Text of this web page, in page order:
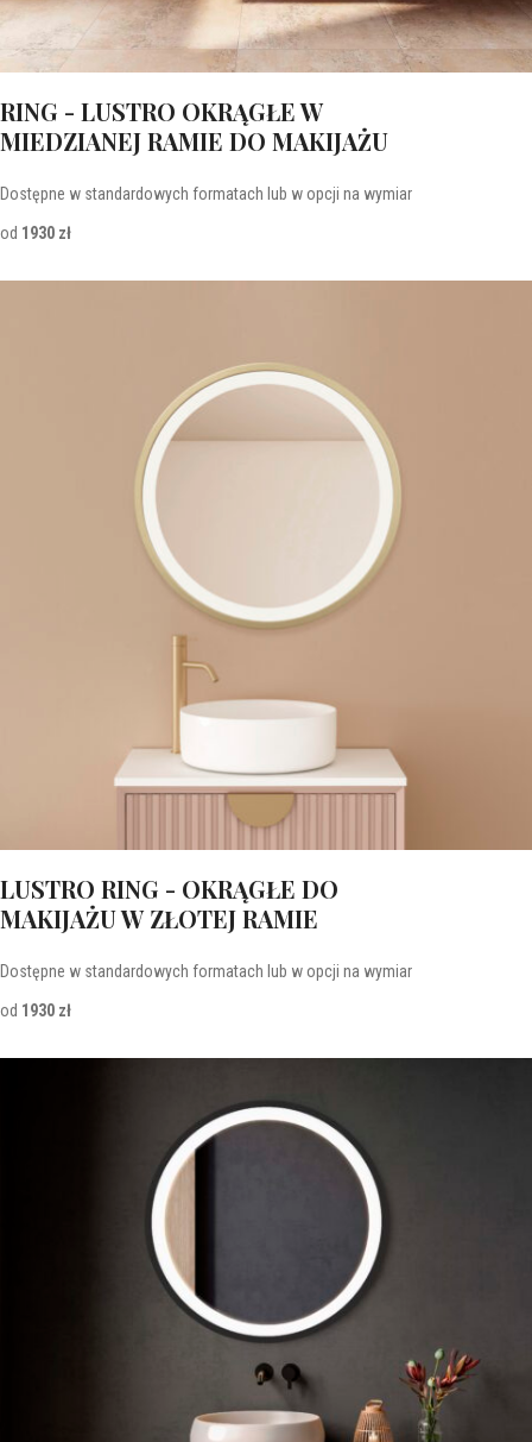
RING - LUSTRO OKRĄGŁE W
MIEDZIANEJ RAMIE DO MAKIJAŻU
Dostępne w standardowych formatach lub w opcji na wymiar
od 1930 zł
LUSTRO RING - OKRĄGŁE DO
MAKIJAŻU W ZŁOTEJ RAMIE
Dostępne w standardowych formatach lub w opcji na wymiar
od 1930 zł